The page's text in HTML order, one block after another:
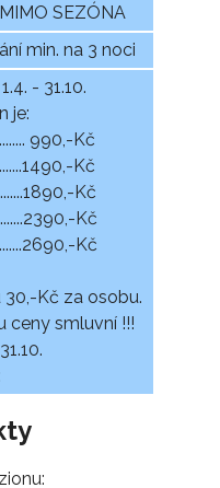
SEZÓNA
min. na 3 noci
- 31.10.
je:
990,-Kč
Kč
Kč
Kč
Kč
Kč za osobu.
ceny smluvní !!!